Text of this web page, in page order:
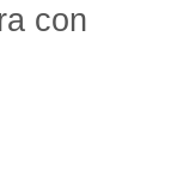
con